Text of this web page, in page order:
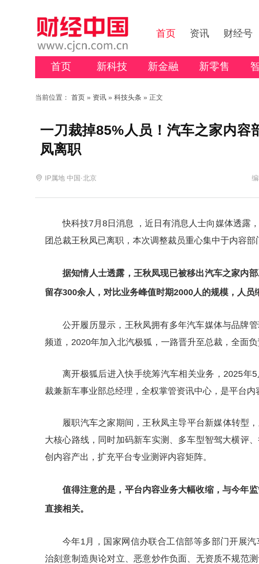
首页 资讯 财经号
首页 新科技 新金融 新零售
当前位置： 首页 » 资讯 » 科技头条 » 正文
一刀裁掉85%人员！汽车之家内容
凤离职
IP属地 中国·北京
快科技7月8日消息 ，近日有消息人士向媒体透露
团总裁王秋凤已离职，本次调整裁员重心集中于内容部
据知情人士透露，王秋凤现已被移出汽车之家内
留存300余人，对比业务峰值时期2000人的规模，人员
公开履历显示，王秋凤拥有多年汽车媒体与品牌
频道，2020年加入北汽极狐，一路晋升至总裁，全面负
离开极狐后进入快手统筹汽车相关业务，2025年
裁兼新车事业部总经理，全权掌管资讯中心，是平台内
履职汽车之家期间，王秋凤主导平台新媒体转型
大核心路线，同时加码新车实测、多车型智驾大横评
创内容产出，扩充平台专业测评内容矩阵。
值得注意的是，平台内容业务大幅收缩，与今年
直接相关。
今年1月，国家网信办联合工信部等多部门开展
治刻意制造舆论对立、恶意炒作负面、无资质不规范